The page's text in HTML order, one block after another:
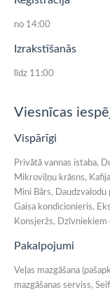
no 14:00
Izrakstīšanās
līdz 11:00
Viesnīcas
Vispārīgi
Privātā vannas istaba,
Mikroviļņu krāsns,
Mini Bārs,
Gaisa kondicionieris,
Konsjeržs,
Pakalpojumi
Veļas mazgāšana
mazgāšanas serviss,